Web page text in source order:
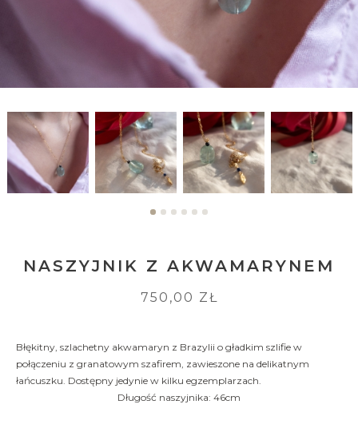
NASZYJNIK Z AKWAMARYNEM
750,00 ZŁ
Błękitny, szlachetny akwamaryn z Brazylii o gładkim szlifie w
połączeniu z granatowym szafirem, zawieszone na delikatnym
łańcuszku. Dostępny jedynie w kilku egzemplarzach.
Długość naszyjnika: 46cm